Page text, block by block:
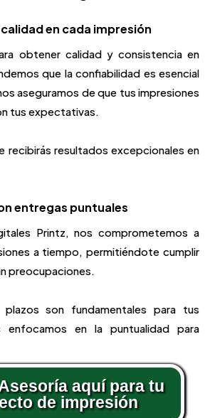
en cada impresión
obtener calidad y consistencia en
que la confiabilidad es esencial
aseguramos de que tus impresiones
tus expectativas.
recibirás resultados excepcionales en
entregas puntuales
Printz, nos comprometemos a
a tiempo, permitiéndote cumplir
preocupaciones.
son fundamentales para tus
en la puntualidad para
aquí para tu
de impresión